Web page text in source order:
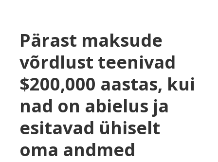
Pärast maksude
võrdlust teenivad
$200,000 aastas, kui
nad on abielus ja
esitavad ühiselt
oma andmed